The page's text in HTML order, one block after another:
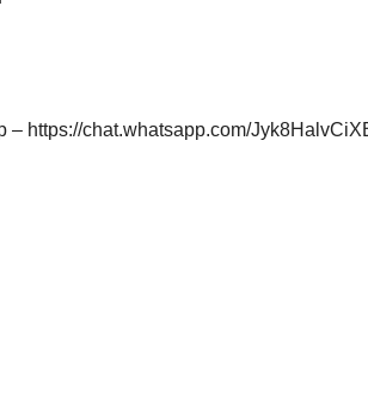
– https://chat.whatsapp.com/